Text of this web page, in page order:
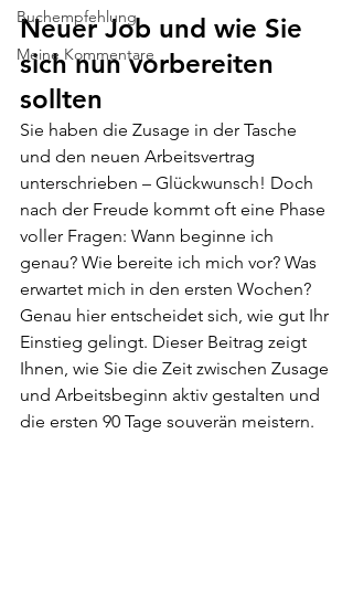
Buchempfehlung
Meine Kommentare
Neuer Job und wie Sie
sich nun vorbereiten
sollten
Sie haben die Zusage in der Tasche
und den neuen Arbeitsvertrag
unterschrieben – Glückwunsch! Doch
nach der Freude kommt oft eine Phase
voller Fragen: Wann beginne ich
genau? Wie bereite ich mich vor? Was
erwartet mich in den ersten Wochen?
Genau hier entscheidet sich, wie gut Ihr
Einstieg gelingt. Dieser Beitrag zeigt
Ihnen, wie Sie die Zeit zwischen Zusage
und Arbeitsbeginn aktiv gestalten und
die ersten 90 Tage souverän meistern.